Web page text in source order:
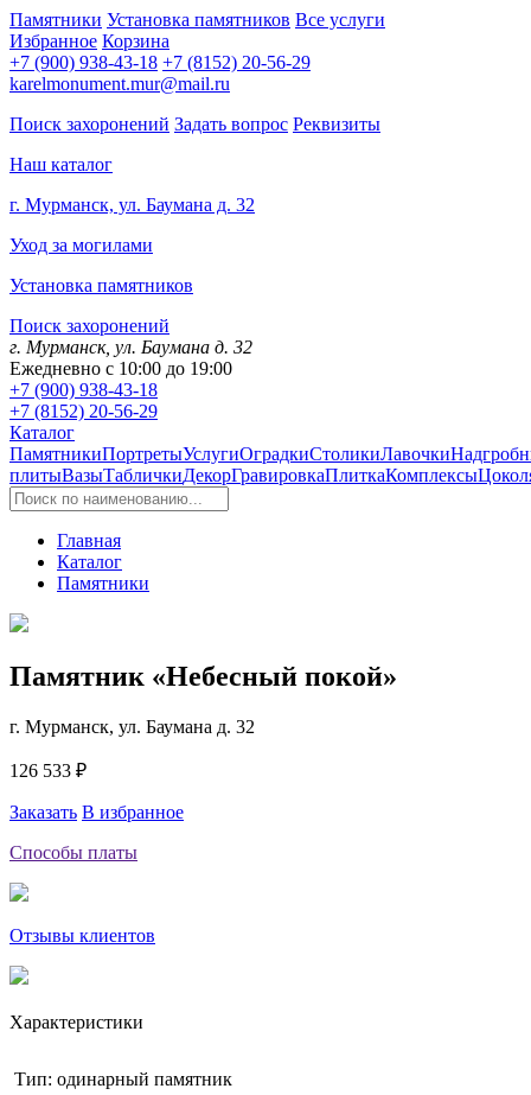
Памятники Установка памятников Все услуги
Избранное Корзина
+7 (900) 938-43-18 +7 (8152) 20-56-29
karelmonument.mur@mail.ru
Поиск захоронений Задать вопрос Реквизиты
Наш каталог
г. Мурманск, ул. Баумана д. 32
Уход за могилами
Установка памятников
Поиск захоронений
г. Мурманск, ул. Баумана д. 32
Ежедневно с 10:00 до 19:00
+7 (900) 938-43-18
+7 (8152) 20-56-29
Каталог
ПамятникиПортретыУслугиОградкиСтоликиЛавочки
плитыВазыТабличкиДекорГравировкаПлиткаКомплексы
Главная
Каталог
Памятники
Памятник «Небесный покой»
г. Мурманск, ул. Баумана д. 32
126 533 ₽
Заказать В избранное
Способы платы
Отзывы клиентов
Характеристики
Тип: одинарный памятник